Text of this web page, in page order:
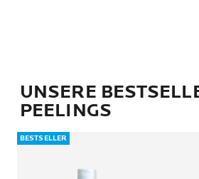
UNSERE
PEELINGS
BESTSELLER